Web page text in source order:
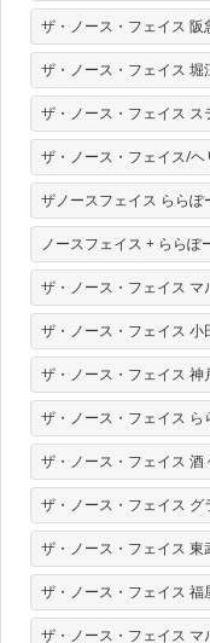
ザ・ノース・フェイス
ザ・ノース・フェイス 堀
ザ・ノース・フェイス
ザ・ノース・フェイス/
ザノースフェイス ららぽ
ノースフェイス + ららぽ
ザ・ノース・フェイス
ザ・ノース・フェイス 小
ザ・ノース・フェイス
ザ・ノース・フェイス ら
ザ・ノース・フェイス
ザ・ノース・フェイス
ザ・ノース・フェイス 東
ザ・ノース・フェイス 福
ザ・ノース・フェイス マ